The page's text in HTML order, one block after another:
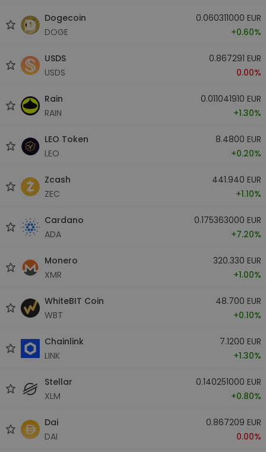
Dogecoin
DOGE
0.060311000 EUR
+0.60%
USDS
USDS
0.867291 EUR
0.00%
Rain
RAIN
0.011041910 EUR
+1.30%
LEO Token
LEO
8.4800 EUR
+0.20%
Zcash
ZEC
441.940 EUR
+1.10%
Cardano
ADA
0.175363000 EUR
+7.20%
Monero
XMR
320.330 EUR
+1.00%
WhiteBIT Coin
WBT
48.700 EUR
+0.10%
Chainlink
LINK
7.1200 EUR
+1.30%
Stellar
XLM
0.140251000 EUR
+0.80%
Dai
DAI
0.867209 EUR
0.00%